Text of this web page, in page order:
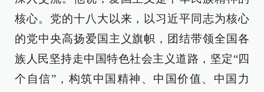
核心。党的十八大以来，以习近平同志为核心
的党中央高扬爱国主义旗帜，团结带领全国各
族人民坚持走中国特色社会主义道路，坚定“四
个自信”，构筑中国精神、中国价值、中国力